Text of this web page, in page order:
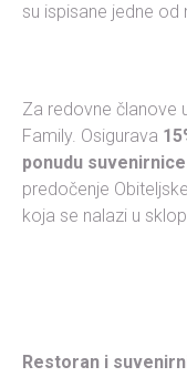
su ispisane jedne
Za redovne članove
Family. Osigurava
ponudu suvenirnice
predočenje
koja se nalazi u
Restoran i